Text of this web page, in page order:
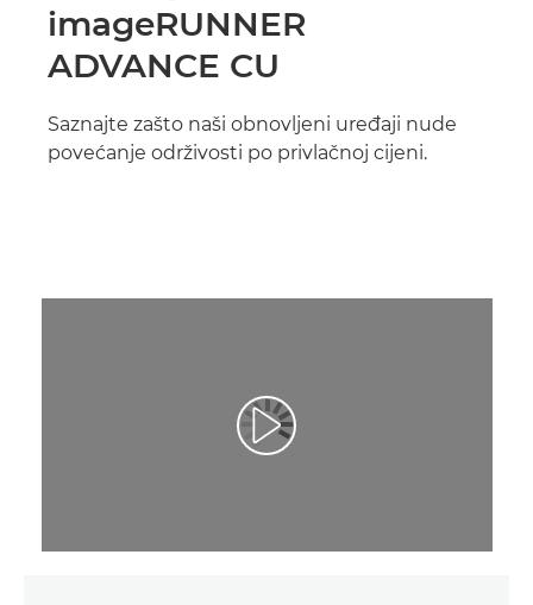
imageRUNNER
ADVANCE CU
Saznajte zašto naši obnovljeni uređaji nude
povećanje održivosti po privlačnoj cijeni.